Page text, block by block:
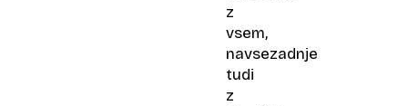
z
vsem,
navsezadnje
tudi
z